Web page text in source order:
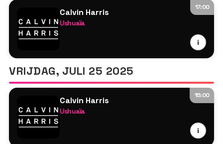
17:00
Calvin Harris
Ushuaïa
i
Tyson O'Brien
VRIJDAG, JULI 25 2025
15:00
Calvin Harris
Ushuaïa
i